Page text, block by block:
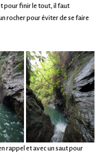
pour finir le tout, il faut
rocher pour éviter de se faire
rappel et avec un saut pour